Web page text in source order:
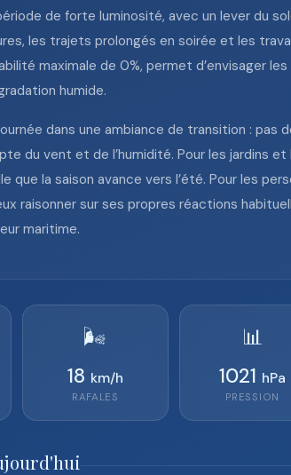
de forte luminosité, avec un lever du
les trajets prolongés en soirée et les
maximale de 0%, permet d’envisager
humide.
dans une ambiance de transition : pas
du vent et de l’humidité. Pour les jardins
que la saison avance vers l’été. Pour les
raisonner sur ses propres réactions
maritime.
🌬️
18 km/h
RAFALES
📊
1021 hPa
PRESSION